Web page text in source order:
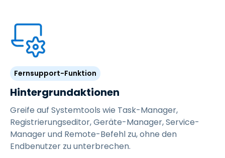
Fernsupport-Funktion
Hintergrundaktionen
Greife auf Systemtools wie Task-Manager,
Registrierungseditor, Geräte-Manager, Service-
Manager und Remote-Befehl zu, ohne den
Endbenutzer zu unterbrechen.